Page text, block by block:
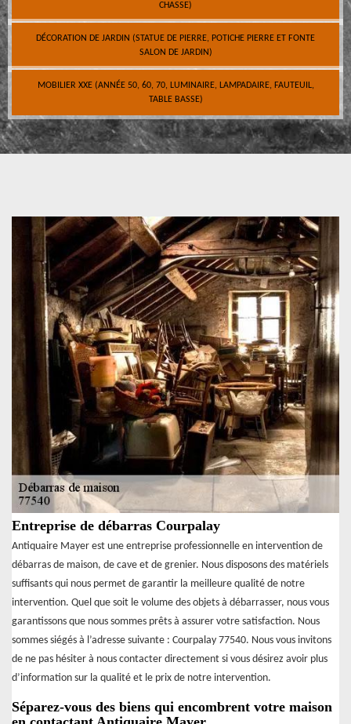
CHASSE)
DÉCORATION DE JARDIN (STATUE DE PIERRE, POTICHE PIERRE ET FONTE
SALON DE JARDIN)
MOBILIER XXE (ANNÉE 50, 60, 70, LUMINAIRE, LAMPADAIRE, FAUTEUIL,
TABLE BASSE)
Entreprise de débarras Courpalay
Antiquaire Mayer est une entreprise professionnelle en intervention de
débarras de maison, de cave et de grenier. Nous disposons des matériels
suffisants qui nous permet de garantir la meilleure qualité de notre
intervention. Quel que soit le volume des objets à débarrasser, nous vous
garantissons que nous sommes prêts à assurer votre satisfaction. Nous
sommes siégés à l’adresse suivante : Courpalay 77540. Nous vous invitons
de ne pas hésiter à nous contacter directement si vous désirez avoir plus
d’information sur la qualité et le prix de notre intervention.
Séparez-vous des biens qui encombrent votre maison